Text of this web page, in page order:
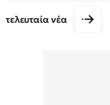
τελευταία νέα